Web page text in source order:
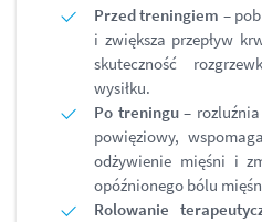
Przed treningiem –
i zwiększa przepływ
skuteczność
wysiłku.
Po treningu– rozluźnia
powięziowy,
odżywienie mięśni i
opóźnionego bólu
Rolowanie